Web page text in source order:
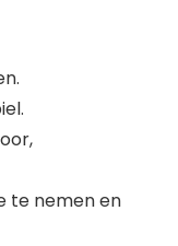
te nemen en